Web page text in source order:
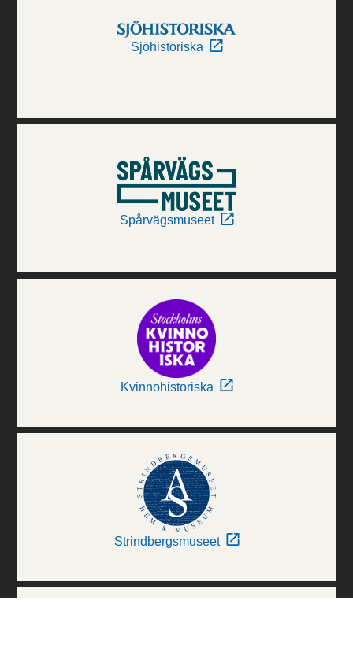
Sjöhistoriska
Spårvägsmuseet
Kvinnohistoriska
Strindbergsmuseet